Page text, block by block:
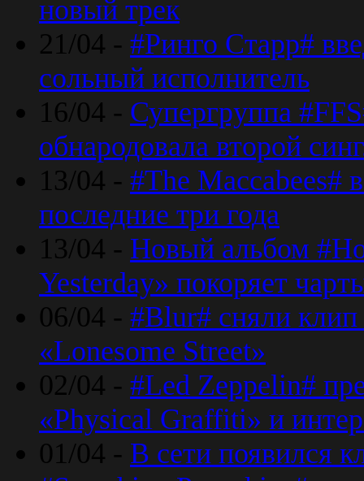
новый трек
21/04 - #Ринго Старр#
сольный исполнитель
16/04 - Супергруппа
обнародовала второй
13/04 - #The Maccabees#
последние три года
13/04 - Новый альбом
Yesterday» покоряет
06/04 - #Blur# сняли клип
«Lonesome Street»
02/04 - #Led Zeppelin#
«Physical Graffiti» и
01/04 - В сети появился